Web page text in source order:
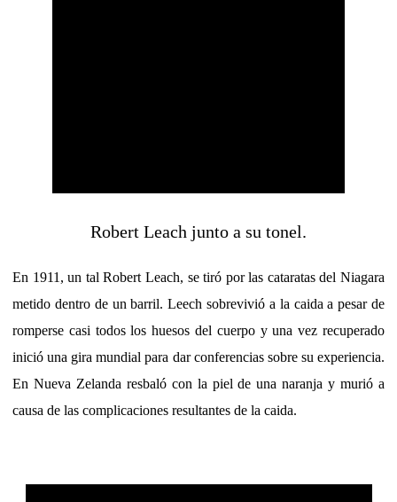
Robert Leach junto a su tonel.
En 1911, un tal Robert Leach, se tiró por las cataratas del Niagara
metido dentro de un barril. Leech sobrevivió a la caida a pesar de
romperse casi todos los huesos del cuerpo y una vez recuperado
inició una gira mundial para dar conferencias sobre su experiencia.
En Nueva Zelanda resbaló con la piel de una naranja y murió a
causa de las complicaciones resultantes de la caida.